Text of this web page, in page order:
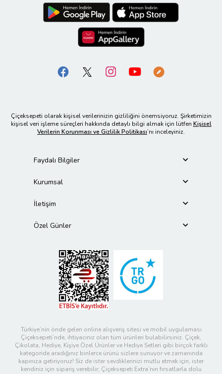
Çiçeksepeti olarak kişisel verilerinizin gizliliğini önemsiyoruz. Şirketimizin
kişisel veri işleme süreçleri hakkında detaylı bilgi almak için lütfen Kişisel
Verilerin Korunması ve Gizlilik Politikası’nı inceleyiniz.
Faydalı Bilgiler
Kurumsal
İletişim
Özel Günler
Türkiye’nin önde gelen online alışveriş sitesi ve mobil uygulaması
Çiçeksepeti’nde, ihtiyacınız olan tüm ürünleri bulabilirsiniz. Çiçek,
Çikolata, Hediye, Kişiye Özel Ürünler ve Hediye Setleri gibi birçok farklı
kategoride aradığınız binlerce ürünü sizlere sunuyor ve zamanında
kapınıza getiriyoruz! Siz de ister sevdiklerinizi mutlu etmek için, ister
kendiniz için sipariş verebilir; Çiçeksepeti Extra’nın fırsatlarla dolu